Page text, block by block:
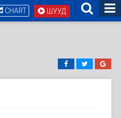
ШУУД
CHART